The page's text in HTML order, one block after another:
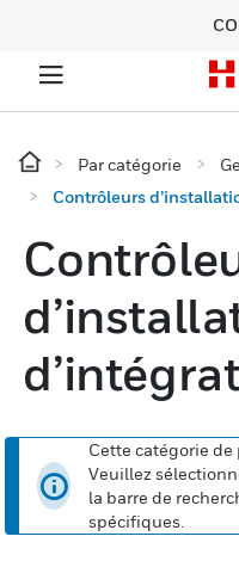
Par catégorie
Contrôleurs
Cette catégorie de
Veuillez
la barre de
spécifiques.